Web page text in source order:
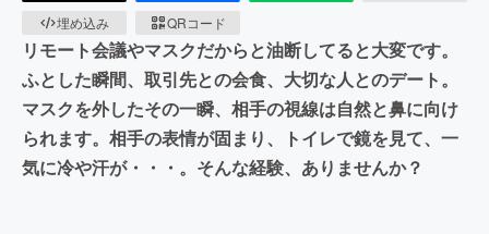
埋め込み
QRコード
リモート会議やマスクだからと油断してると大変です。
ふとした瞬間、取引先との会食、大切な人とのデート。
マスクを外したその一瞬、相手の視線は自然と鼻に向け
られます。相手の表情が固まり、トイレで鏡を見て、一
気に冷や汗が・・・。そんな経験、ありませんか？